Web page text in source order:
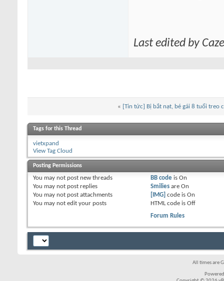
Last edited by
« [Tin tức] Bị bắt nạt, bé gái 8 tuổi treo
Tags for this Thread
vietxpand
View Tag Cloud
Posting Permissions
You may not post new threads
You may not post replies
You may not post attachments
You may not edit your posts
BB codeis On
Smiliesare On
[IMG] code is On
HTML code is Off
Forum Rules
All times are